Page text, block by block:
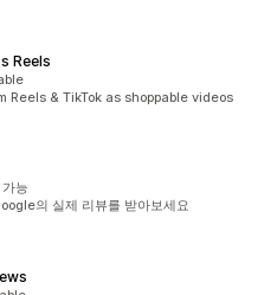
Reels
Reels & TikTok as shoppable videos
능
의 실제 리뷰를 받아보세요